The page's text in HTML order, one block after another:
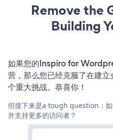
Remove the
Building
如果您的Inspiro for
营，那么您已经克服了在建
个重大挑战。恭喜你！
但接下来是a tough question：
并支持更多的访问者？